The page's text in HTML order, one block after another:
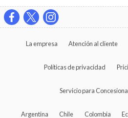
La empresa Atención al cliente
Políticas de privacidad
Servicio para
Argentina Chile Colombia